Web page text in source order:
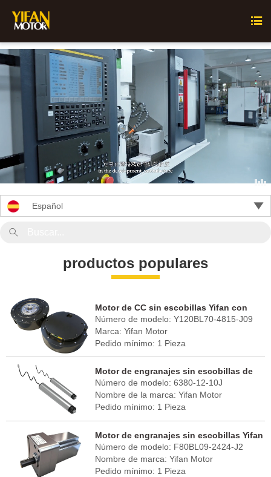

Español 

productos populares
Motor de CC sin escobillas Yifan con
reductor conjunto 48V 700W, Y120BL70-
4815-J09, para articulaciones de robots
Número de modelo: Y120BL70-4815-J09
Marca: Yifan Motor
Pedido mínimo: 1 Pieza
Puerto FOB: Shanghai
Tiempo de entrega: 30 - 45 días
País de origen: China (continental)
Motor de engranajes sin escobillas de
CC Yifan 48V 400W, 6380-12-10J para
rodillos transportadores y clasificadores
Número de modelo: 6380-12-10J
Nombre de la marca: Yifan Motor
Pedido mínimo: 1 Pieza
Puerto FOB: Shanghai
Tiempo de entrega: 30 - 45 días
País de origen: China (continental)
Motor de engranajes sin escobillas Yifan
24V 90W, F80BL09-2424-J2, para robot
de limpieza solar
Número de modelo: F80BL09-2424-J2
Nombre de marca: Yifan Motor
Pedido mínimo: 1 Pieza